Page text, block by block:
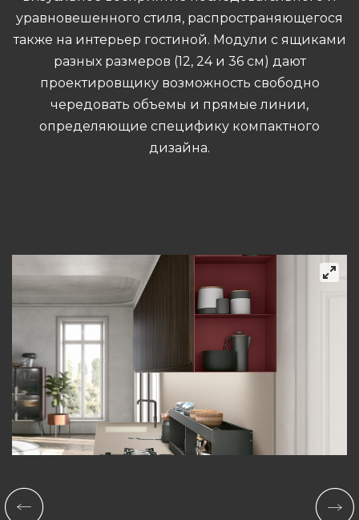
уравновешенного стиля, распространяющегося
также на интерьер гостиной. Модули с ящиками
разных размеров (12, 24 и 36 см) дают
проектировщику возможность свободно
чередовать объемы и прямые линии,
определяющие специфику компактного
дизайна.